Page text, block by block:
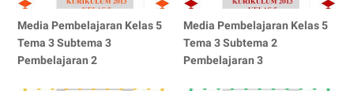
Media Pembelajaran Kelas 5
Tema 3 Subtema 3
Pembelajaran 2
Media Pembelajaran Kelas 5
Tema 3 Subtema 2
Pembelajaran 3